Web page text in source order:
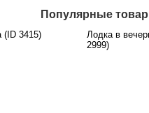
Популярные
(ID 3415)
Лодка в
2999)